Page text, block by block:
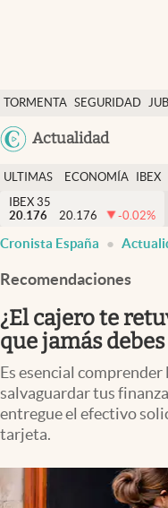
TORMENTA SEGURIDAD
Actualidad
Economía y finanzas
Política
Actualidad
Criptomonedas
España
ULTIMAS
NOTICIAS
ECONOMÍA
FINANZAS
IBEX
EURO
IBEX 35
20.176
20.176 -0.02%
Cronista España
Recomendaciones
¿El cajero te
que jamás
Es esencial
salvaguardar tus
entregue el efectivo
tarjeta.